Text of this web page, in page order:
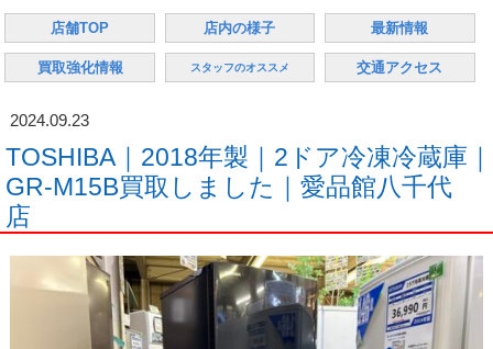
店舗TOP 店内の様子 最新情報
買取強化情報 スタッフのオススメ 交通アクセス
2024.09.23
TOSHIBA｜2018年製｜2ドア冷凍冷蔵庫｜
GR-M15B買取しました｜愛品館八千代
店